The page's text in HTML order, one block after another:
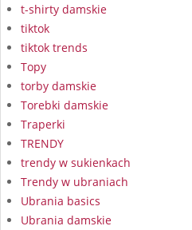
t-shirty damskie
tiktok
tiktok trends
Topy
torby damskie
Torebki damskie
Traperki
TRENDY
trendy w sukienkach
Trendy w ubraniach
Ubrania basics
Ubrania damskie